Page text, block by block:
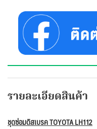
รายละเอียดสินค้า
ชุดซ่อมดิสเบรค TOYOTA LH112